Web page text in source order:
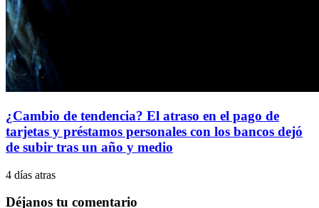
¿Cambio de tendencia? El atraso en el pago de
tarjetas y préstamos personales con los bancos dejó
de subir tras un año y medio
4 días atras
Déjanos tu comentario